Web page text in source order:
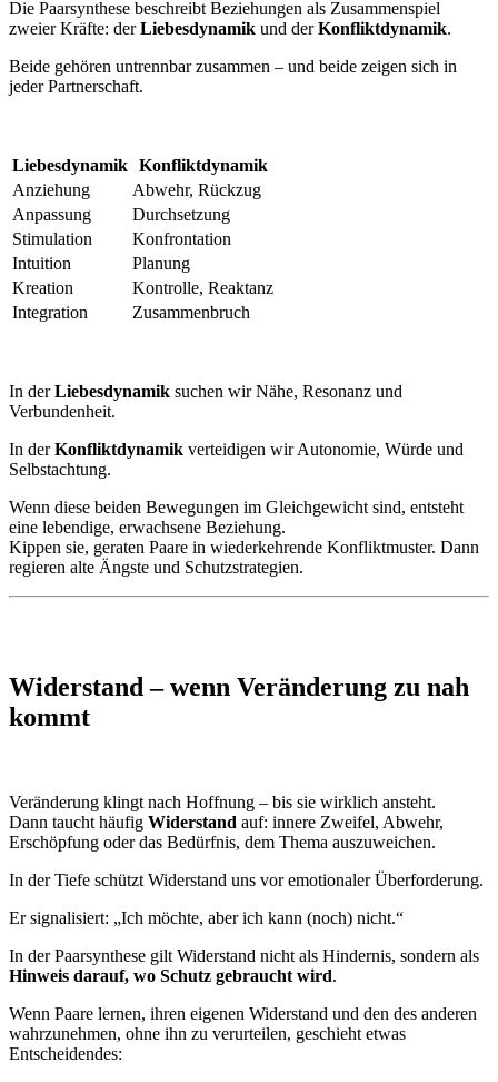
Die Paarsynthese beschreibt Beziehungen als Zusammenspiel
zweier Kräfte: derLiebesdynamik und derKonfliktdynamik.
Beide gehören untrennbar zusammen – und beide zeigen sich in
jeder Partnerschaft.
Liebesdynamik Konfliktdynamik
Anziehung
Abwehr, Rückzug
Anpassung
Durchsetzung
Stimulation
Konfrontation
Intuition
Planung
Kreation
Kontrolle, Reaktanz
Integration
Zusammenbruch
In derLiebesdynamik suchen wir Nähe, Resonanz und
Verbundenheit.
In derKonfliktdynamik verteidigen wir Autonomie, Würde und
Selbstachtung.
Wenn diese beiden Bewegungen im Gleichgewicht sind, entsteht
eine lebendige, erwachsene Beziehung.
Kippen sie, geraten Paare in wiederkehrende Konfliktmuster. Dann
regieren alte Ängste und Schutzstrategien.
Widerstand – wenn Veränderung zu nah
kommt
Veränderung klingt nach Hoffnung – bis sie wirklich ansteht.
Dann taucht häufig Widerstand auf: innere Zweifel, Abwehr,
Erschöpfung oder das Bedürfnis, dem Thema auszuweichen.
In der Tiefe schützt Widerstand uns vor emotionaler Überforderung.
Er signalisiert: „Ich möchte, aber ich kann (noch) nicht.“
In der Paarsynthese gilt Widerstand nicht als Hindernis, sondern als
Hinweis darauf, wo Schutz gebraucht wird.
Wenn Paare lernen, ihren eigenen Widerstand und den des anderen
wahrzunehmen, ohne ihn zu verurteilen, geschieht etwas
Entscheidendes: